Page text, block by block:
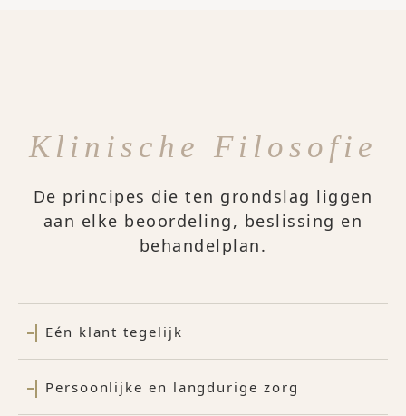
Klinische Filosofie
De principes die ten grondslag liggen
aan elke beoordeling, beslissing en
behandelplan.
Eén klant tegelijk
Persoonlijke en langdurige zorg